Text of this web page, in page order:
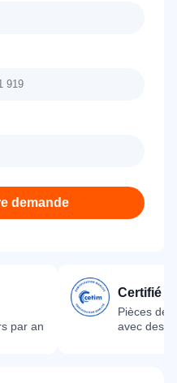
demande
par an
Certifié
Pièces
avec des